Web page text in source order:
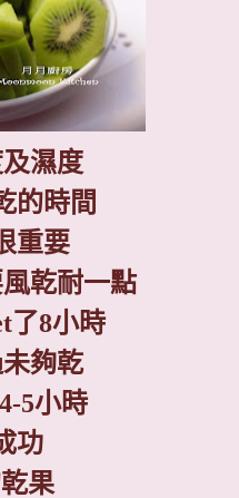
濕度
的時間
重要
乾耐一點
了8小時
夠乾
4-5小時
功
果